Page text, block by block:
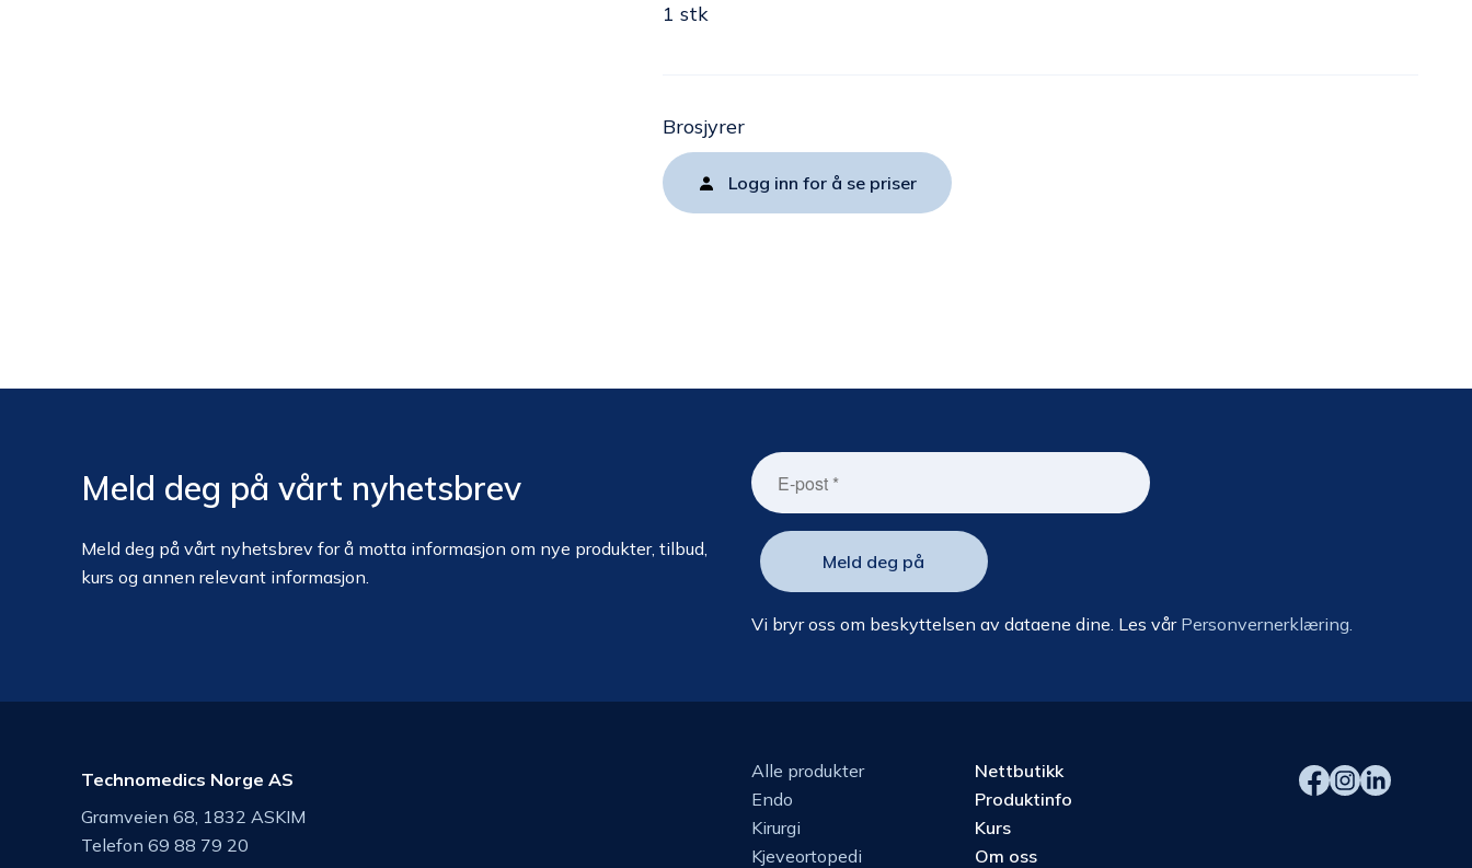
1 stk
Brosjyrer
Logg inn for å se priser
Meld deg på vårt nyhetsbrev
Meld deg på vårt nyhetsbrev for å motta informasjon om nye produkter, tilbud,
kurs og annen relevant informasjon.
Vi bryr oss om beskyttelsen av dataene dine. Les vår Personvernerklæring.
Technomedics Norge AS
Gramveien 68, 1832 ASKIM
Telefon 69 88 79 20
Alle produkter
Endo
Kirurgi
Kjeveortopedi
Nettbutikk
Produktinfo
Kurs
Om oss